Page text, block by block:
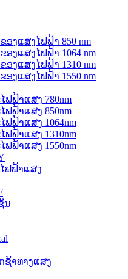
ງແສງໄຟຟ້າ 850 nm
ງແສງໄຟຟ້າ 1064 nm
ງແສງໄຟຟ້າ 1310 nm
ງແສງໄຟຟ້າ 1550 nm
ຟ້າແສງ 780nm
ຟ້າແສງ 850nm
ຟ້າແສງ 1064nm
ຟ້າແສງ 1310nm
ຟ້າແສງ 1550nm
ຟຟ້າແສງ
ນ
ຊ້າທາງແສງ